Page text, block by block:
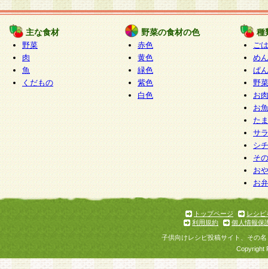
主な食材
野菜
肉
魚
くだもの
野菜の食材の色
赤色
黄色
緑色
紫色
白色
種
ご
めん
ぱん
野
お
お
た
サ
シ
そ
お
お
トップページ
レシピ
利用規約
個人情報保
子供向けレシピ投稿サイト、その
Copyright